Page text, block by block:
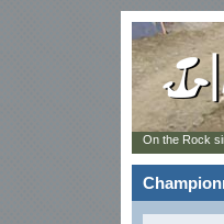
On the Rock